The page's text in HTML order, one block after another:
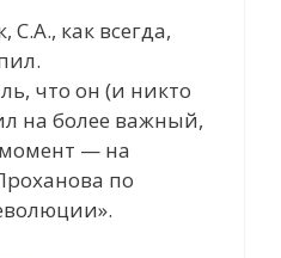
С.А., как всегда,
что он (и никто
на более важный,
— на
по